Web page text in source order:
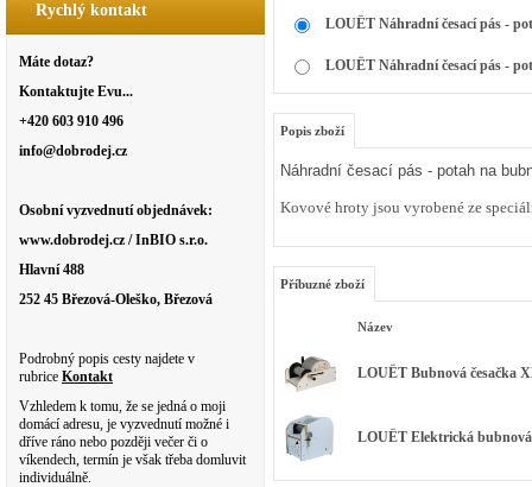
Rychlý kontakt
Máte dotaz?
Kontaktujte Evu...
+420 603 910 496
info@dobrodej.cz
Osobní vyzvednutí objednávek:
www.dobrodej.cz / InBIO s.r.o.
Hlavní 488
252 45 Březová-Oleško, Březová
Podrobný popis cesty najdete v
rubrice Kontakt
Vzhledem k tomu, že se jedná o moji
domácí adresu, je vyzvednutí možné i
dříve ráno nebo později večer či o
víkendech, termín je však třeba domluvit
individuálně.
LOUËT Náhradní česací pás -
LOUËT Náhradní česací pás -
Popis zboží
Náhradní česací pás - potah na
Kovové hroty jsou vyrobené ze
Příbuzné zboží
Název
LOUËT Bubnová česačka
LOUËT Elektrická